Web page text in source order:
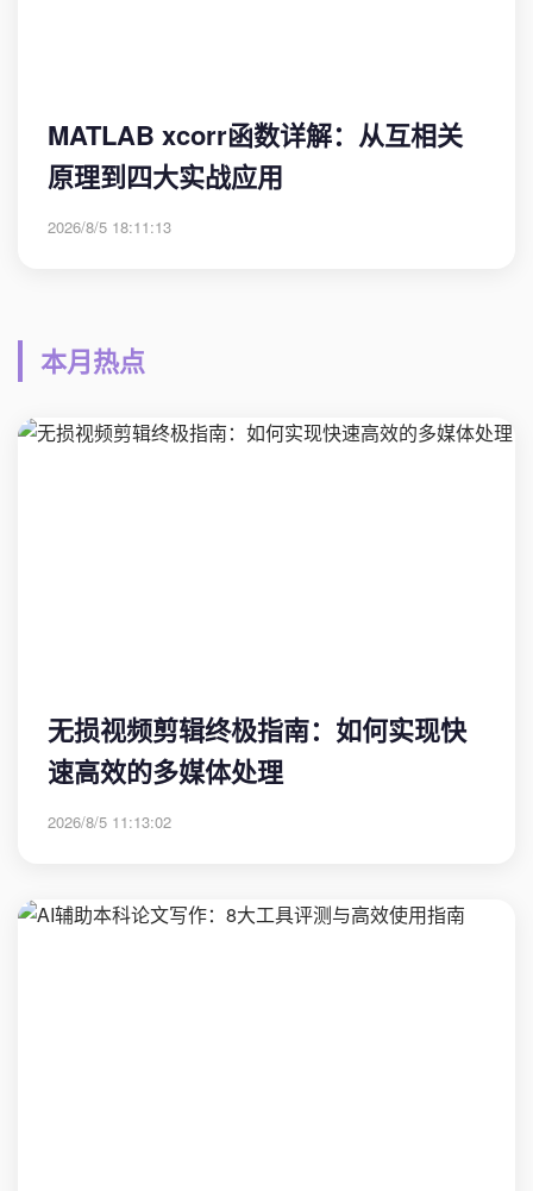
MATLAB xcorr函数详解：从互相关
原理到四大实战应用
2026/8/5 18:11:13
本月热点
无损视频剪辑终极指南：如何实现快
速高效的多媒体处理
2026/8/5 11:13:02